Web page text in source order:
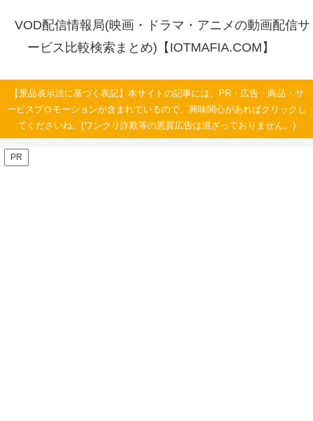
VOD配信情報局(映画・ドラマ・アニメの動画配信サ
ービス比較検索まとめ)【IOTMAFIA.COM】
【景品表示法に基づく表記】本サイトの記事には、PR・広告・商品・サ
ービスプロモーションが含まれているので、興味関心があればクリックし
てくださいね。(ワンクリ詐欺等の悪質広告は混ざっておりません。)
PR